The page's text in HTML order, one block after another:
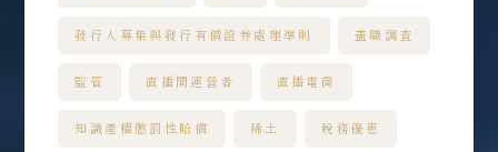
發行人募集與發行有價證券處理準則 盡職調查
監管 直播間運營者 直播電商
知識產權懲罰性賠償 稀土 稅務優惠